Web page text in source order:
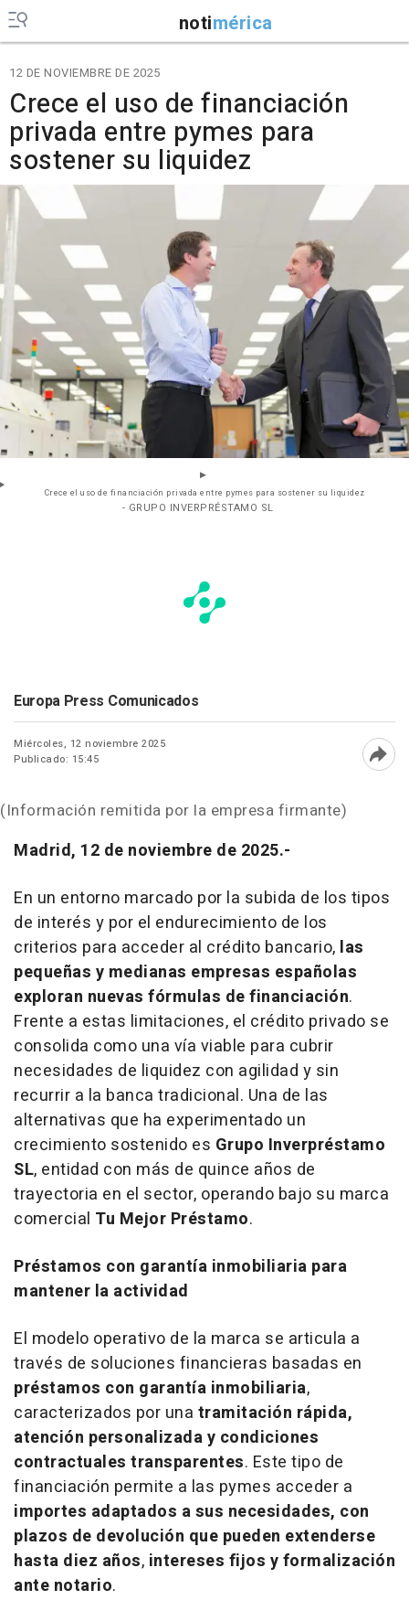
notimérica
12 DE NOVIEMBRE DE 2025
Crece el uso de financiación
privada entre pymes para
sostener su liquidez
Crece el uso de financiación privada entre pymes para sostener su liquidez
- GRUPO INVERPRÉSTAMO SL
Europa Press Comunicados
Miércoles, 12 noviembre 2025
Publicado: 15:45
(Información remitida por la empresa firmante)
Madrid, 12 de noviembre de 2025.-
En un entorno marcado por la subida de los tipos
de interés y por el endurecimiento de los
criterios para acceder al crédito bancario, las
pequeñas y medianas empresas españolas
exploran nuevas fórmulas de financiación.
Frente a estas limitaciones, el crédito privado se
consolida como una vía viable para cubrir
necesidades de liquidez con agilidad y sin
recurrir a la banca tradicional. Una de las
alternativas que ha experimentado un
crecimiento sostenido es Grupo Inverpréstamo
SL, entidad con más de quince años de
trayectoria en el sector, operando bajo su marca
comercial Tu Mejor Préstamo.
Préstamos con garantía inmobiliaria para
mantener la actividad
El modelo operativo de la marca se articula a
través de soluciones financieras basadas en
préstamos con garantía inmobiliaria,
caracterizados por una tramitación rápida,
atención personalizada y condiciones
contractuales transparentes. Este tipo de
financiación permite a las pymes acceder a
importes adaptados a sus necesidades, con
plazos de devolución que pueden extenderse
hasta diez años, intereses fijos y formalización
ante notario.